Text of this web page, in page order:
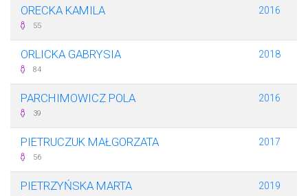
ORECKA KAMILA
55
2016
ORLICKA GABRYSIA
84
2018
PARCHIMOWICZ POLA
39
2016
PIETRUCZUK MAŁGORZATA
56
2017
PIETRZYŃSKA MARTA 2019